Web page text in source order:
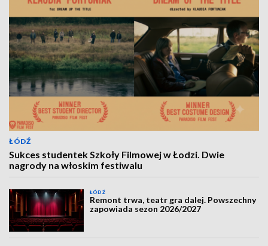
ŁÓDŹ
Sukces studentek Szkoły Filmowej w Łodzi. Dwie
nagrody na włoskim festiwalu
ŁÓDŹ
Remont trwa, teatr gra dalej. Powszechny
zapowiada sezon 2026/2027